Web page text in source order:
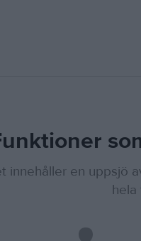
innehåller en uppsjö
hela